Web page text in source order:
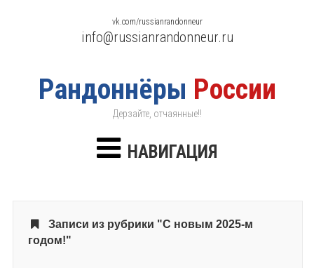
Рандоннёры России
Дерзайте, отчаянные!!
vk.com/russianrandonneur
info@russianrandonneur.ru
НАВИГАЦИЯ
Записи из рубрики "С новым 2025-м
годом!"